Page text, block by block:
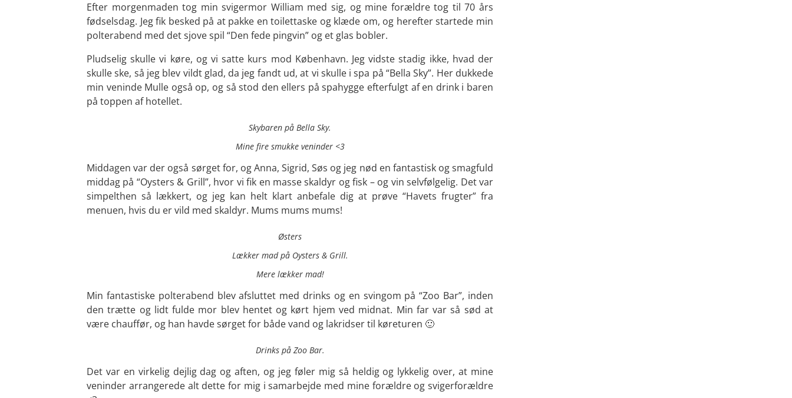
Efter morgenmaden tog min svigermor William med sig, og mine forældre tog til 70 års
fødselsdag. Jeg fik besked på at pakke en toilettaske og klæde om, og herefter startede min
polterabend med det sjove spil “Den fede pingvin” og et glas bobler.
Pludselig skulle vi køre, og vi satte kurs mod København. Jeg vidste stadig ikke, hvad der
skulle ske, så jeg blev vildt glad, da jeg fandt ud, at vi skulle i spa på “Bella Sky”. Her dukkede
min veninde Mulle også op, og så stod den ellers på spahygge efterfulgt af en drink i baren
på toppen af hotellet.
Skybaren på Bella Sky.
Mine fire smukke veninder <3
Middagen var der også sørget for, og Anna, Sigrid, Søs og jeg nød en fantastisk og smagfuld
middag på “Oysters & Grill”, hvor vi fik en masse skaldyr og fisk – og vin selvfølgelig. Det var
simpelthen så lækkert, og jeg kan helt klart anbefale dig at prøve “Havets frugter” fra
menuen, hvis du er vild med skaldyr. Mums mums mums!
Østers
Lækker mad på Oysters & Grill.
Mere lækker mad!
Min fantastiske polterabend blev afsluttet med drinks og en svingom på “Zoo Bar”, inden
den trætte og lidt fulde mor blev hentet og kørt hjem ved midnat. Min far var så sød at
være chauffør, og han havde sørget for både vand og lakridser til køreturen 🙂
Drinks på Zoo Bar.
Det var en virkelig dejlig dag og aften, og jeg føler mig så heldig og lykkelig over, at mine
veninder arrangerede alt dette for mig i samarbejde med mine forældre og svigerforældre